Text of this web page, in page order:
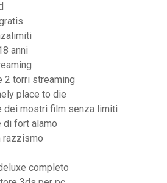
anni
2 torri streaming
place to die
dei mostri film senza limiti
di fort alamo
razzismo
completo